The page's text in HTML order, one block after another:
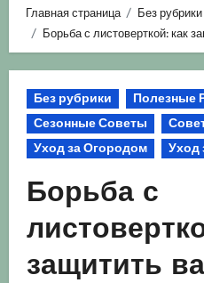
Главная страница
Без рубрики
Борьба с листоверткой: как
Без рубрики
Полезные
Сезонные Советы
Уход за Огородом
Уход
Борьба с
защитить